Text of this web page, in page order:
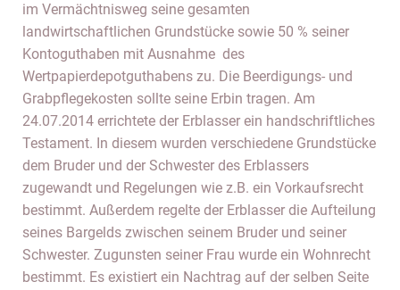
im Vermächtnisweg seine gesamten
landwirtschaftlichen Grundstücke sowie 50 % seiner
Kontoguthaben mit Ausnahme des
Wertpapierdepotguthabens zu. Die Beerdigungs- und
Grabpflegekosten sollte seine Erbin tragen. Am
24.07.2014 errichtete der Erblasser ein handschriftliches
Testament. In diesem wurden verschiedene Grundstücke
dem Bruder und der Schwester des Erblassers
zugewandt und Regelungen wie z.B. ein Vorkaufsrecht
bestimmt. Außerdem regelte der Erblasser die Aufteilung
seines Bargelds zwischen seinem Bruder und seiner
Schwester. Zugunsten seiner Frau wurde ein Wohnrecht
bestimmt. Es existiert ein Nachtrag auf der selben Seite